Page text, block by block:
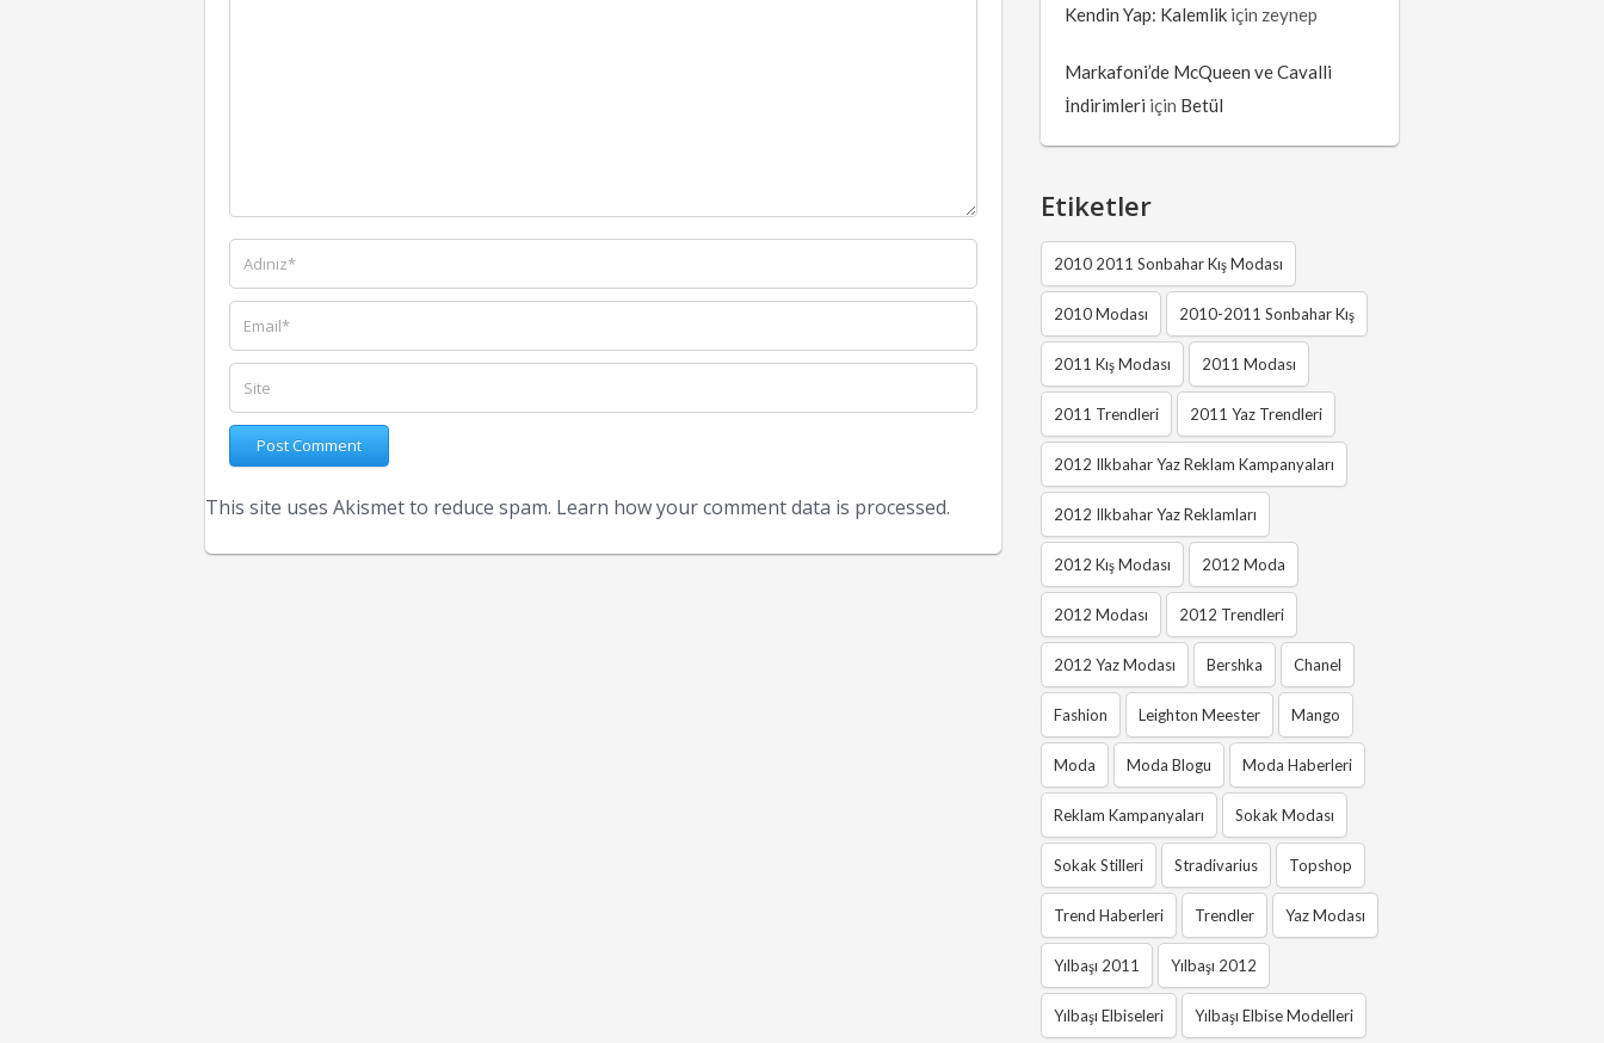
This site uses Akismet to reduce spam. Learn how your comment data is processed.
Kendin Yap: Kalemlik için zeynep
Markafoni’de McQueen ve Cavalli
İndirimleri için Betül
Etiketler
2010 2011 Sonbahar Kış Modası
2010 Modası 2010-2011 Sonbahar Kış
2011 Kış Modası 2011 Modası
2011 Trendleri 2011 Yaz Trendleri
2012 Ilkbahar Yaz Reklam Kampanyaları
2012 Ilkbahar Yaz Reklamları
2012 Kış Modası 2012 Moda
2012 Modası 2012 Trendleri
2012 Yaz Modası Bershka Chanel
Fashion Leighton Meester Mango
Moda Moda Blogu Moda Haberleri
Reklam Kampanyaları Sokak Modası
Sokak Stilleri Stradivarius Topshop
Trend Haberleri Trendler Yaz Modası
Yılbaşı 2011 Yılbaşı 2012
Yılbaşı Elbiseleri Yılbaşı Elbise Modelleri